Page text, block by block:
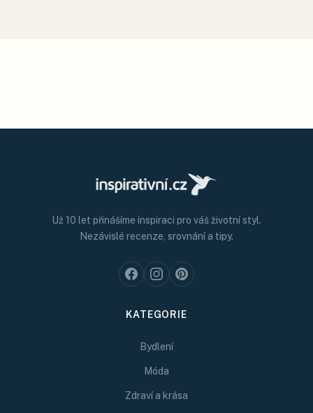
Už 10 let přinášíme inspiraci pro váš životní styl.
Nezávislé recenze, srovnání a tipy.
KATEGORIE
Bydlení
Móda
Zdraví a krása